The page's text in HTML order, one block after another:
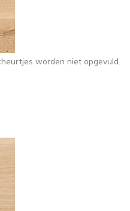
worden niet opgevuld.